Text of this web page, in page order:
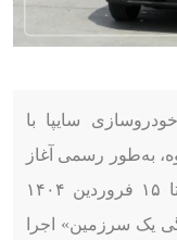
سایپا با
به‌طور رسمی آغاز
شد؛ این طرح که از ۲۷ اسفند ۱۴۰۳ تا ۱۵ فروردین ۱۴۰۴
یک سرزمین» اجرا